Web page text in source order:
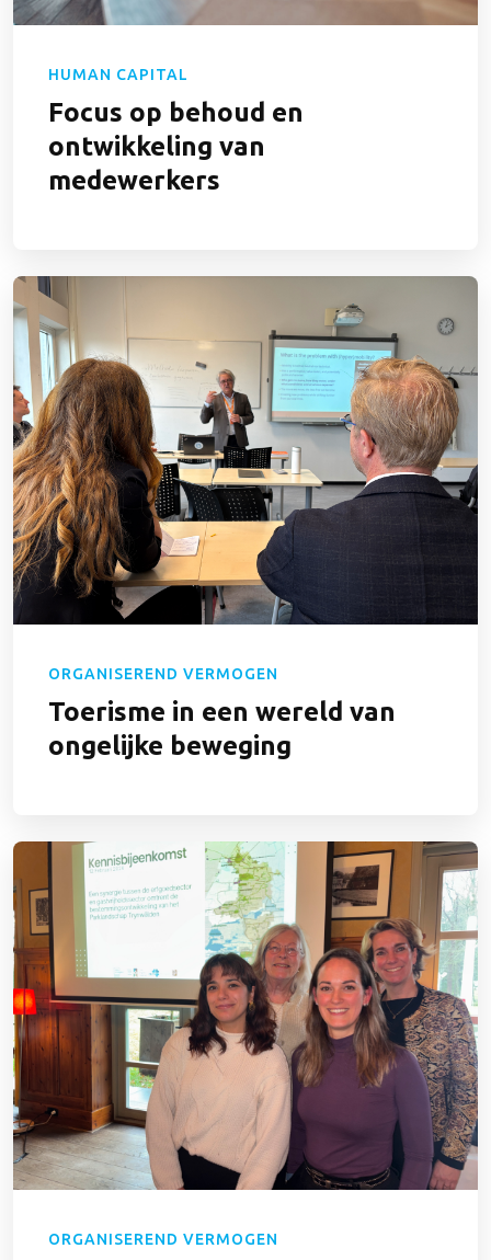
HUMAN CAPITAL
Focus op behoud en
ontwikkeling van
medewerkers
ORGANISEREND VERMOGEN
Toerisme in een wereld van
ongelijke beweging
ORGANISEREND VERMOGEN